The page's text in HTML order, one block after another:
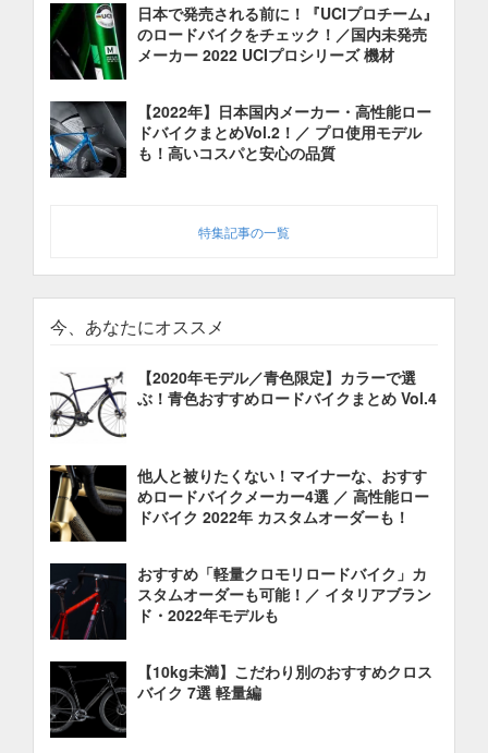
日本で発売される前に！『UCIプロチーム』
のロードバイクをチェック！／国内未発売
メーカー 2022 UCIプロシリーズ 機材
【2022年】日本国内メーカー・高性能ロー
ドバイクまとめVol.2！／ プロ使用モデル
も！高いコスパと安心の品質
特集記事の一覧
今、あなたにオススメ
【2020年モデル／青色限定】カラーで選
ぶ！青色おすすめロードバイクまとめ Vol.4
他人と被りたくない！マイナーな、おすす
めロードバイクメーカー4選 ／ 高性能ロー
ドバイク 2022年 カスタムオーダーも！
おすすめ「軽量クロモリロードバイク」カ
スタムオーダーも可能！／ イタリアブラン
ド・2022年モデルも
【10kg未満】こだわり別のおすすめクロス
バイク 7選 軽量編